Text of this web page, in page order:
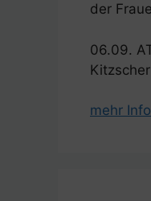
der
06.09.
Kitzscher
mehr